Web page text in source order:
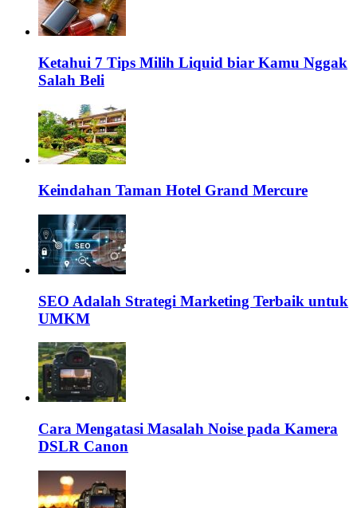
Ketahui 7 Tips Milih Liquid biar Kamu Nggak
Salah Beli
Keindahan Taman Hotel Grand Mercure
SEO Adalah Strategi Marketing Terbaik untuk
UMKM
Cara Mengatasi Masalah Noise pada Kamera
DSLR Canon